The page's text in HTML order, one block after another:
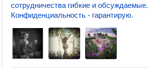
сотрудничества гибкие и обсуждаемые.
Конфиденциальность - гарантирую.